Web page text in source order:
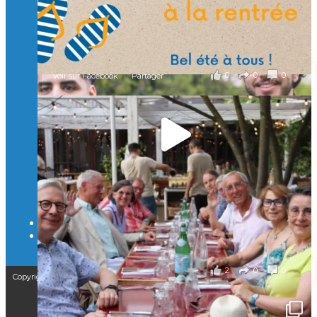
Mastères Spécialisés, qui allient excellence technologique et
valeurs humaines, au cœur de notre pro
...Voir plus
il y a 2 mois
0 0 0
Voir sur Facebook · Partager
🚀Afterwork à Genève 🚀
🥳 Le 22 avril dernier, 14 Alumni vivant / travaillant
en Suisse ont partagé un moment convivial de
retrouvailles et d'échanges !
Merci à tous pour votre présence et à Alexandre
CHEA pour l'organisation !
il y a 3 mois
2 0 0
Voir sur Facebook · Partager
Copyright © 2025 – Isep Alumni est une association de loi 1901
CGV